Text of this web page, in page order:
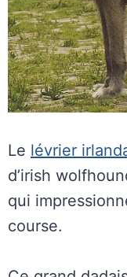
Le lévrier
d’irish
qui
course.